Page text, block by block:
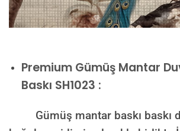
Premium Gümüş Mantar
Baskı SH1023 :
Gümüş mantar baskı baskı